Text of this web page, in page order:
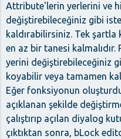
Attribute'lerin yerlerini ve
değiştirebileceğiniz gibi
kaldırabilirsiniz. Tek
en az bir tanesi
yerini değiştirebileceğiniz
koyabilir veya tamamen
Eğer fonksiyonun
açıklanan şekilde
çalıştırıp açılan diyalog
çıktıktan sonra, bLock